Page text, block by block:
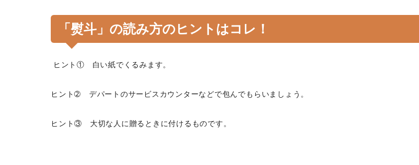
「熨斗」の読み方のヒントはコレ！
ヒント① 白い紙でくるみます。
ヒント➁ デパートのサービスカウンターなどで包んでもらいましょう。
ヒント③ 大切な人に贈るときに付けるものです。